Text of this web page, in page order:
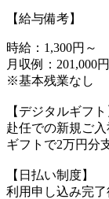
【給与備考】
時給：1,300円～
月収例：201,000
※基本残業なし
【デジタルギフト
赴任での新規ご
ギフトで2万円分
【日払い制度】
利用申し込み完